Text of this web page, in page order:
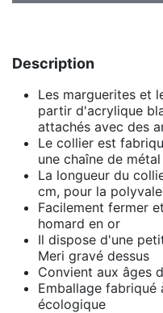
Description
Les marguerites et
partir d'acrylique
attachés avec des
Le collier est
une chaîne de
La longueur du
cm, pour la
Facilement fermer
homard en or
Il dispose d'une
Meri gravé dessus
Convient aux âges
Emballage
écologique